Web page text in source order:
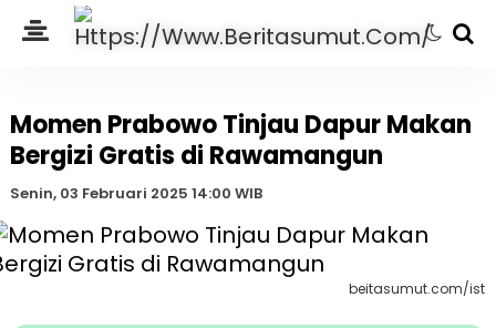
Momen Prabowo Tinjau Dapur Makan
Bergizi Gratis di Rawamangun
Senin, 03 Februari 2025 14:00 WIB
beitasumut.com/ist